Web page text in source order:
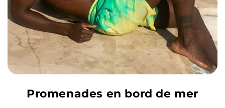
Promenades en bord de mer